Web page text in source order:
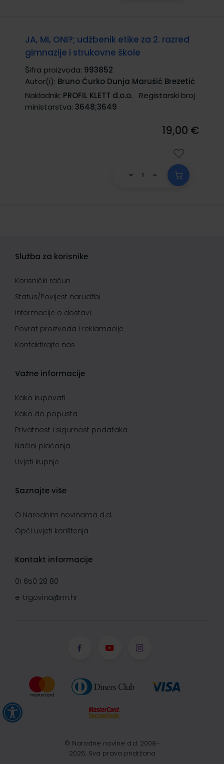
JA, MI, ONI?; udžbenik etike za 2. razred
gimnazije i strukovne škole
Šifra proizvoda: 993852
Autor(i): Bruno Ćurko Dunja Marušić Brezetić
Nakladnik: PROFIL KLETT d.o.o.
Registarski broj
ministarstva: 3648;3649
19,00 €
Služba za korisnike
Korisnički račun
Status/Povijest narudžbi
Informacije o dostavi
Povrat proizvoda i reklamacije
Kontaktirajte nas
Važne informacije
Kako kupovati
Kako do popusta
Privatnost i sigurnost podataka
Načini plaćanja
Uvjeti kupnje
Saznajte više
O Narodnim novinama d.d.
Opći uvjeti korištenja
Kontakt informacije
01 650 28 80
e-trgovina@nn.hr
© Narodne novine d.d. 2008-
2026, Sva prava pridržana